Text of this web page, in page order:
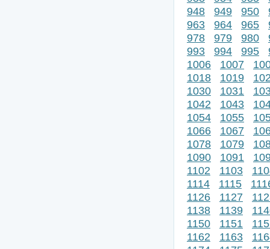
948
949 950
963
964 965
978
979 980
993
994 995
1006
1007
1018
1019
1030
1031
1042
1043
1054
1055
1066
1067
1078
1079
1090
1091
1102
1103
1114
1115
1126
1127
1138
1139
1150
1151
1162
1163